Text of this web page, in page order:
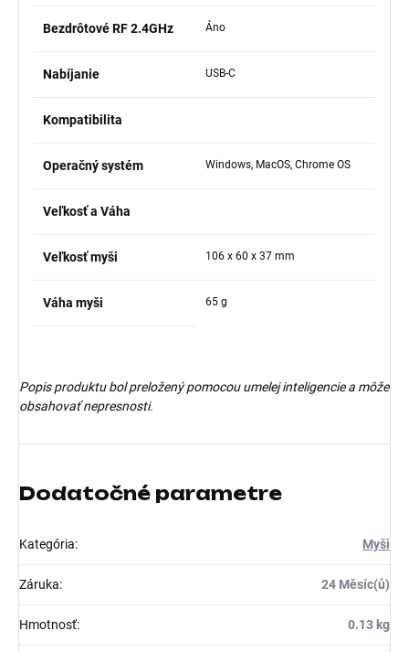
Bezdrôtové RF 2.4GHz Áno
Nabíjanie USB-C
Kompatibilita
Operačný systém Windows, MacOS, Chrome OS
Veľkosť a Váha
Veľkosť myši 106 x 60 x 37 mm
Váha myši 65 g
Popis produktu bol preložený pomocou umelej inteligencie a môže
obsahovať nepresnosti.
Dodatočné parametre
Kategória: Myši
Záruka: 24 Měsíc(ů)
Hmotnosť: 0.13 kg